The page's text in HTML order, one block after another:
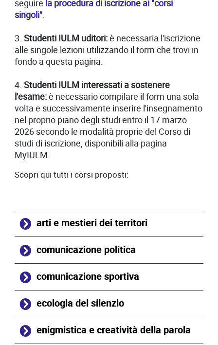
seguire la procedura di iscrizione ai "corsi
singoli".
3. Studenti IULM uditori:è necessaria l'iscrizione
alle singole lezioni utilizzando il form che trovi in
fondo a questa pagina.
4. Studenti IULM interessati a sostenere
l'esame:è necessario compilare il form una sola
volta e successivamente inserire l'insegnamento
nel proprio piano degli studi entro il 17 marzo
2026 secondo le modalità proprie del Corso di
studi di iscrizione, disponibili alla pagina
MyIULM.
Scopri qui tutti i corsi proposti:
arti e mestieri dei territori
comunicazione politica
comunicazione sportiva
ecologia del silenzio
enigmistica e creatività della parola